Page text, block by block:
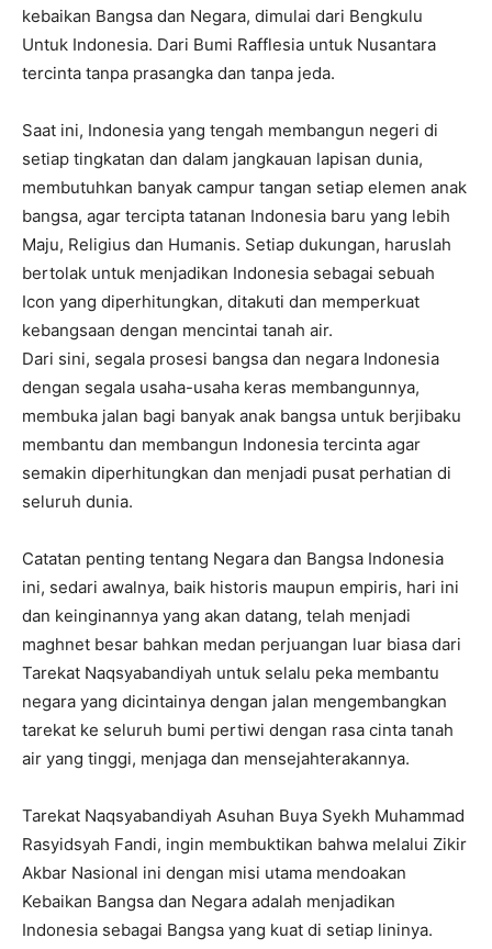
kebaikan Bangsa dan Negara, dimulai dari Bengkulu
Untuk Indonesia. Dari Bumi Rafflesia untuk Nusantara
tercinta tanpa prasangka dan tanpa jeda.
Saat ini, Indonesia yang tengah membangun negeri di
setiap tingkatan dan dalam jangkauan lapisan dunia,
membutuhkan banyak campur tangan setiap elemen anak
bangsa, agar tercipta tatanan Indonesia baru yang lebih
Maju, Religius dan Humanis. Setiap dukungan, haruslah
bertolak untuk menjadikan Indonesia sebagai sebuah
Icon yang diperhitungkan, ditakuti dan memperkuat
kebangsaan dengan mencintai tanah air.
Dari sini, segala prosesi bangsa dan negara Indonesia
dengan segala usaha-usaha keras membangunnya,
membuka jalan bagi banyak anak bangsa untuk berjibaku
membantu dan membangun Indonesia tercinta agar
semakin diperhitungkan dan menjadi pusat perhatian di
seluruh dunia.
Catatan penting tentang Negara dan Bangsa Indonesia
ini, sedari awalnya, baik historis maupun empiris, hari ini
dan keinginannya yang akan datang, telah menjadi
maghnet besar bahkan medan perjuangan luar biasa dari
Tarekat Naqsyabandiyah untuk selalu peka membantu
negara yang dicintainya dengan jalan mengembangkan
tarekat ke seluruh bumi pertiwi dengan rasa cinta tanah
air yang tinggi, menjaga dan mensejahterakannya.
Tarekat Naqsyabandiyah Asuhan Buya Syekh Muhammad
Rasyidsyah Fandi, ingin membuktikan bahwa melalui Zikir
Akbar Nasional ini dengan misi utama mendoakan
Kebaikan Bangsa dan Negara adalah menjadikan
Indonesia sebagai Bangsa yang kuat di setiap lininya.